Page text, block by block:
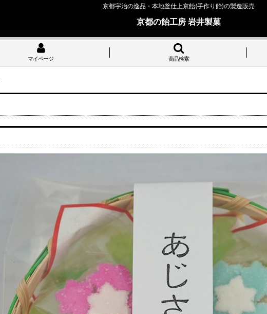
京都宇治の逸品・本地釜仕上京飴(手作り飴)の製造販売
京都の飴工房 岩井製菓
マイページ 商品検索